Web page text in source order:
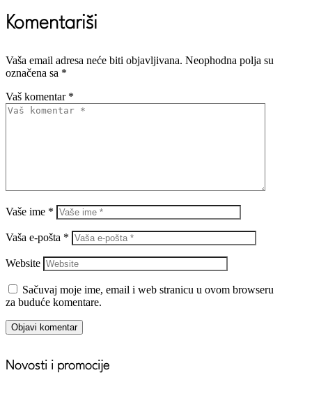
Komentariši
Vaša email adresa neće biti objavljivana. Neophodna polja su
označena sa *
Vaš komentar *
Vaše ime *
Vaša e-pošta *
Website
Sačuvaj moje ime, email i web stranicu u ovom browseru
za buduće komentare.
Objavi komentar
Novosti i promocije